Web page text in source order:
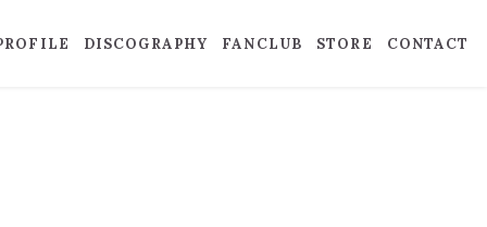
DISCOGRAPHY FANCLUB STORE CONTACT